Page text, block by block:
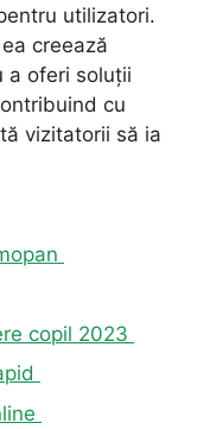
utilizatori.
creează
a oferi soluții
cu
vizitatorii să ia
copil 2023